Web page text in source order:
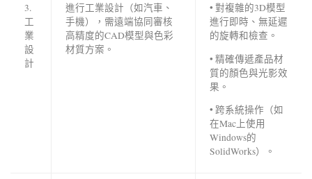
3.
工
業
設
計
進行工業設計（如汽車、
手機），需遠端協同審核
高精度的CAD模型與色彩
材質方案。
• 對複雜的3D模型
進行即時、無延遲
的旋轉和檢查。
• 精確傳遞產品材
質的顏色與光影效
果。
• 跨系統操作（如
在Mac上使用
Windows的
SolidWorks）。